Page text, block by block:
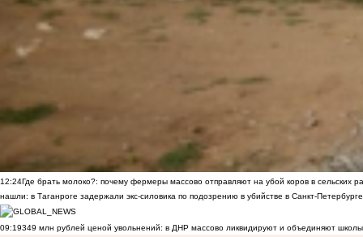
12:24Где брать молоко?: почему фермеры массово отправляют на убой коров в сельских
нашли: в Таганроге задержали экс-силовика по подозрению в убийстве в Санкт-Петербурге
09:19349 млн рублей ценой увольнений: в ДНР массово ликвидируют и объединяют